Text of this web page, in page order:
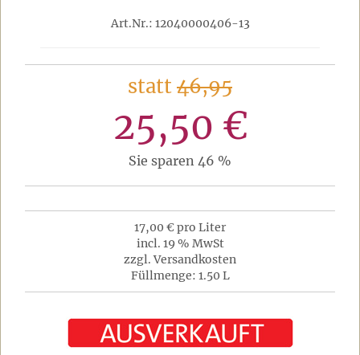
Art.Nr.: 12040000406-13
statt46,95
25,50 €
Sie sparen 46 %
17,00 € pro Liter
incl. 19 % MwSt
zzgl. Versandkosten
Füllmenge: 1.50 L